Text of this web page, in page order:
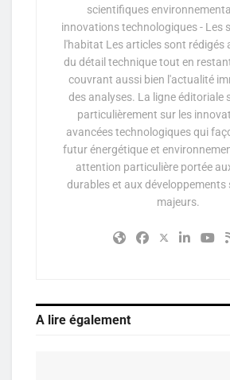
scientifiques
innovations technologiques - Les
l'habitat Les articles sont rédigés
du détail technique tout en
couvrant aussi bien l'actualité
des analyses. La ligne éditoriale
particulièrement sur les
avancées technologiques qui
futur énergétique et
attention particulière portée
durables et aux développements
majeurs.
A lire également